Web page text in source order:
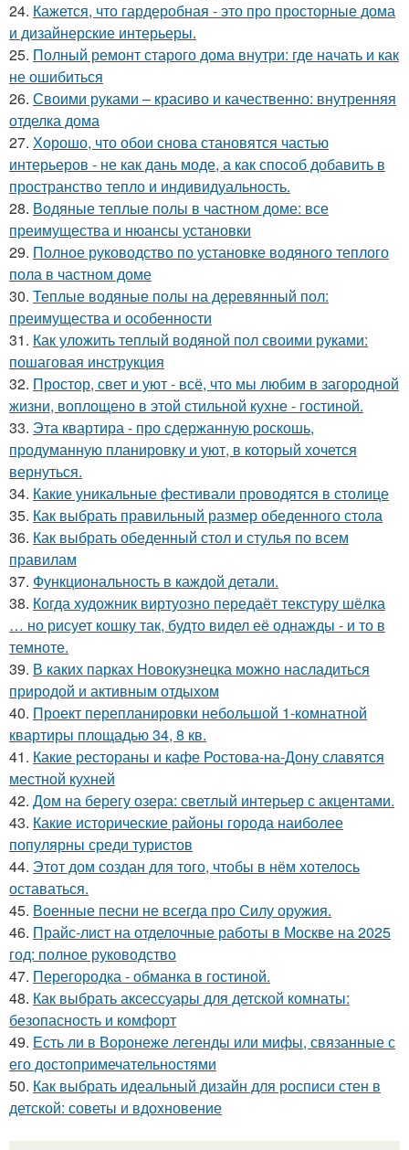
24. Кажется, что гардеробная - это про просторные дома
и дизайнерские интерьеры.
25. Полный ремонт старого дома внутри: где начать и как
не ошибиться
26. Своими руками – красиво и качественно: внутренняя
отделка дома
27. Хорошо, что обои снова становятся частью
интерьеров - не как дань моде, а как способ добавить в
пространство тепло и индивидуальность.
28. Водяные теплые полы в частном доме: все
преимущества и нюансы установки
29. Полное руководство по установке водяного теплого
пола в частном доме
30. Теплые водяные полы на деревянный пол:
преимущества и особенности
31. Как уложить теплый водяной пол своими руками:
пошаговая инструкция
32. Простор, свет и уют - всё, что мы любим в загородной
жизни, воплощено в этой стильной кухне - гостиной.
33. Эта квартира - про сдержанную роскошь,
продуманную планировку и уют, в который хочется
вернуться.
34. Какие уникальные фестивали проводятся в столице
35. Как выбрать правильный размер обеденного стола
36. Как выбрать обеденный стол и стулья по всем
правилам
37. Функциональность в каждой детали.
38. Когда художник виртуозно передаёт текстуру шёлка
… но рисует кошку так, будто видел её однажды - и то в
темноте.
39. В каких парках Новокузнецка можно насладиться
природой и активным отдыхом
40. Проект перепланировки небольшой 1-комнатной
квартиры площадью 34, 8 кв.
41. Какие рестораны и кафе Ростова-на-Дону славятся
местной кухней
42. Дом на берегу озера: светлый интерьер с акцентами.
43. Какие исторические районы города наиболее
популярны среди туристов
44. Этот дом создан для того, чтобы в нём хотелось
оставаться.
45. Военные песни не всегда про Силу оружия.
46. Прайс-лист на отделочные работы в Москве на 2025
год: полное руководство
47. Перегородка - обманка в гостиной.
48. Как выбрать аксессуары для детской комнаты:
безопасность и комфорт
49. Есть ли в Воронеже легенды или мифы, связанные с
его достопримечательностями
50. Как выбрать идеальный дизайн для росписи стен в
детской: советы и вдохновение